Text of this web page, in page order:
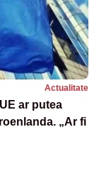
Actualitate
ar putea
„Ar fi